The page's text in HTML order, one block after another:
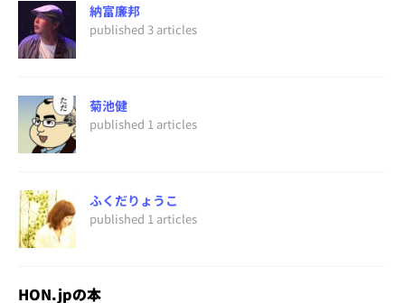
納富廉邦
published 3 articles
菊池健
published 1 articles
ふくだりょうこ
published 1 articles
HON.jpの本